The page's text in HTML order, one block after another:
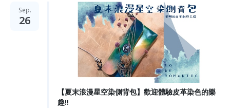
Sep.
26
【夏末浪漫星空染側背包】歡迎體驗皮革染色的樂
趣!!